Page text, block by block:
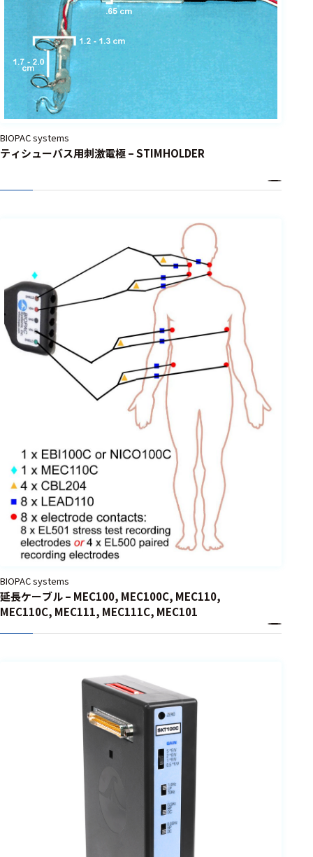
BIOPAC systems
ティシューバス用刺激電極 – STIMHOLDER
BIOPAC systems
延長ケーブル – MEC100, MEC100C, MEC110,
MEC110C, MEC111, MEC111C, MEC101